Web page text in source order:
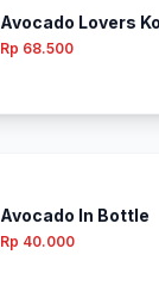
Avocado Lovers
Rp 68.500
Avocado In Bottle
Rp 40.000